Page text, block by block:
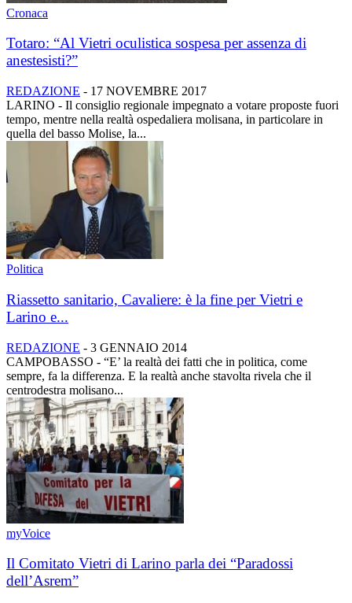
Cronaca
Totaro: “Al Vietri oculistica sospesa per assenza di
anestesisti?”
REDAZIONE - 17 NOVEMBRE 2017
LARINO - Il consiglio regionale impegnato a votare proposte fuori
tempo, mentre nella realtà ospedaliera molisana, in particolare in
quella del basso Molise, la...
Politica
Riassetto sanitario, Cavaliere: è la fine per Vietri e
Larino e...
REDAZIONE - 3 GENNAIO 2014
CAMPOBASSO - “E’ la realtà dei fatti che in politica, come
sempre, fa la differenza. E la realtà anche stavolta rivela che il
centrodestra molisano...
myVoice
Il Comitato Vietri di Larino parla dei “Paradossi
dell’Asrem”